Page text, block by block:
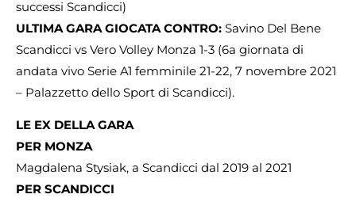
successi Scandicci)
ULTIMA GARA GIOCATA CONTRO: Savino Del Bene
Scandicci vs Vero Volley Monza 1-3 (6a giornata di
andata vivo Serie A1 femminile 21-22, 7 novembre 2021
– Palazzetto dello Sport di Scandicci).
LE EX DELLA GARA
PER MONZA
Magdalena Stysiak, a Scandicci dal 2019 al 2021
PER SCANDICCI